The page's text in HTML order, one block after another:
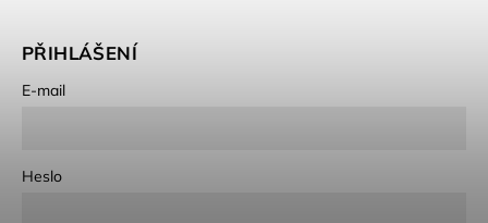
PŘIHLÁŠENÍ
E-mail
Heslo